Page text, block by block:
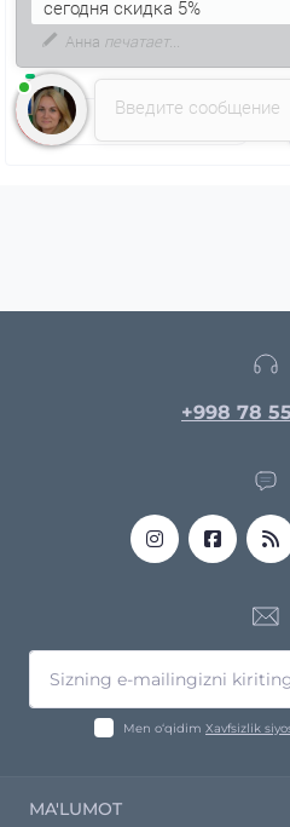
+998 78
Men o‘qidim Xavfsizlik
MA'LUMOT
Введите сообщение
сегодня скидка 5%